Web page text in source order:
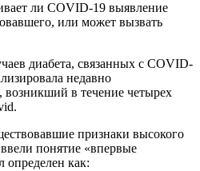
ли COVID-19 выявление
или может вызвать
диабета, связанных с COVID-
недавно
возникший в течение четырех
признаки высокого
понятие «впервые
как: